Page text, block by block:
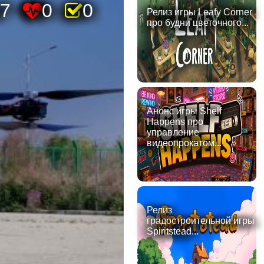
0 0
Релиз игры Leafy Corner
про будни цветочного...
Анонс игры Shelf
Happens про
управление
видеопрокатом...
Релиз
градостроительной игры
Spiritstead...